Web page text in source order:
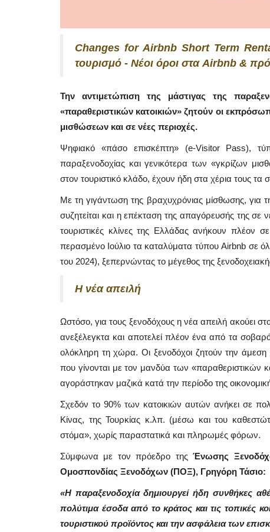
Changes for Airbnb Short Term
τουρισμό - Νέοι όροι στα Airbnb &
Την αντιμετώπιση της μάστιγας της
«παραθεριστικών κατοικιών» ζητούν οι
μισθώσεων και σε νέες περιοχές.
Ψηφιακό «πάσο επισκέπτη» (e-Visitor Pass),
παραξενοδοχίας και γενικότερα των «γκρίζων
στον τουριστικό κλάδο, έχουν ήδη στα χέρια τους
Με τη γιγάντωση της βραχυχρόνιας μίσθωσης, για
συζητείται και η επέκταση της απαγόρευσής της σε
τουριστικές κλίνες της Ελλάδας ανήκουν πλέον
περασμένο Ιούλιο τα καταλύματα τύπου Airbnb σε
του 2024), ξεπερνώντας το μέγεθος της
Η νέα απειλή
Ωστόσο, για τους ξενοδόχους η νέα απειλή ακούει
ανεξέλεγκτα και αποτελεί πλέον ένα από τα
ολόκληρη τη χώρα. Οι ξενοδόχοι ζητούν την
που γίνονται με τον μανδύα των «παραθεριστικών
αγοράστηκαν μαζικά κατά την περίοδο της
Σχεδόν το 90% των κατοικιών αυτών ανήκει σε
Κίνας, της Τουρκίας κ.λπ. (μέσω και του
στόμα», χωρίς παραστατικά και πληρωμές φόρων.
Σύμφωνα με τον πρόεδρο τηςΈνωσης
Ομοσπονδίας Ξενοδόχων (ΠΟΞ), Γρηγόρη Τάσιο:
«Η παραξενοδοχία δημιουργεί ήδη συνθήκες
πολύτιμα έσοδα από το κράτος και τις τοπικές
τουριστικού προϊόντος και την ασφάλεια των
Mykonos News